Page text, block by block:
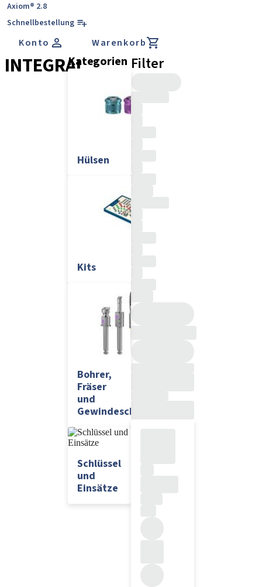
Axiom® 2.8
Schnellbestellung
Konto Warenkorb
INTEGRALKategorien
Hülsen
Kits
Bohrer,
Fräser
und
Gewindeschneider
Schlüssel
und
Einsätze
Filter